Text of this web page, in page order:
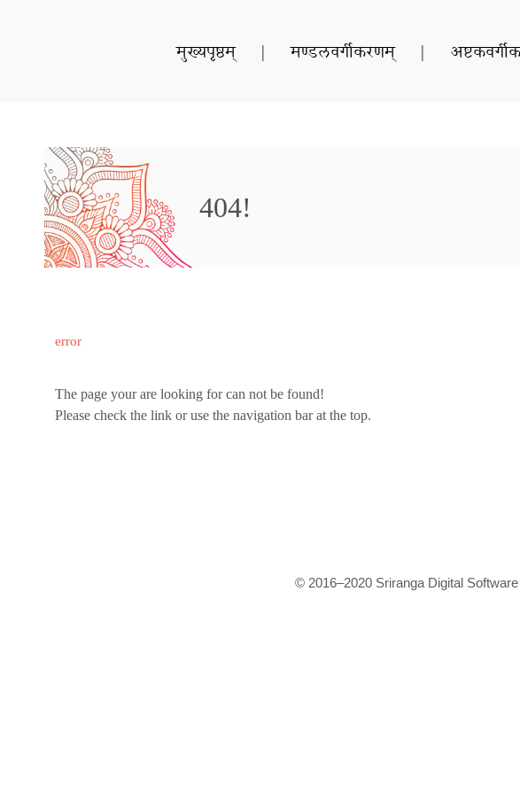
मुख्यपृष्ठम् | मण्डलवर्गीकरणम् |
404!
error
The page your are looking for can not be found!
Please check the link or use the navigation bar at the top.
© 2016–2020 Sriranga Digital